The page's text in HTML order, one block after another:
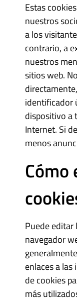
Estas
nuestros
a los
contrario, a
nuestros
sitios web.
identificador
dispositivo a
Internet. Si
menos
Cómo
Puede editar
navegador
enlaces a
de cookies
más